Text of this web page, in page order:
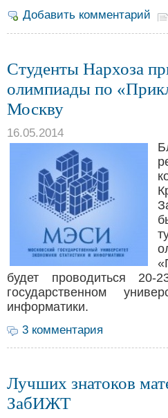
Добавить комментарий
Студенты Нархоза
олимпиады по
Москву
16.05.2014
будет проводиться
государственном
информатики.
3 комментария
Лучших знатоков
ЗабИЖТ